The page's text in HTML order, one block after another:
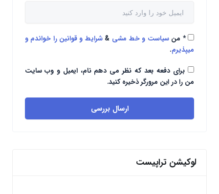
* منسیاست و خط مشی &شرایط و قوانین را خواندم و
میپذیرم.
برای دفعه بعد که نظر می دهم نام، ایمیل و وب سایت
من را در این مرورگر ذخیره کنید.
ارسال بررسی
لوکیشن تراپیست